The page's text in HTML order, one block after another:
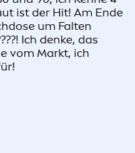
ist der Hit! Am Ende
um Falten
Ich denke, das
vom Markt, ich